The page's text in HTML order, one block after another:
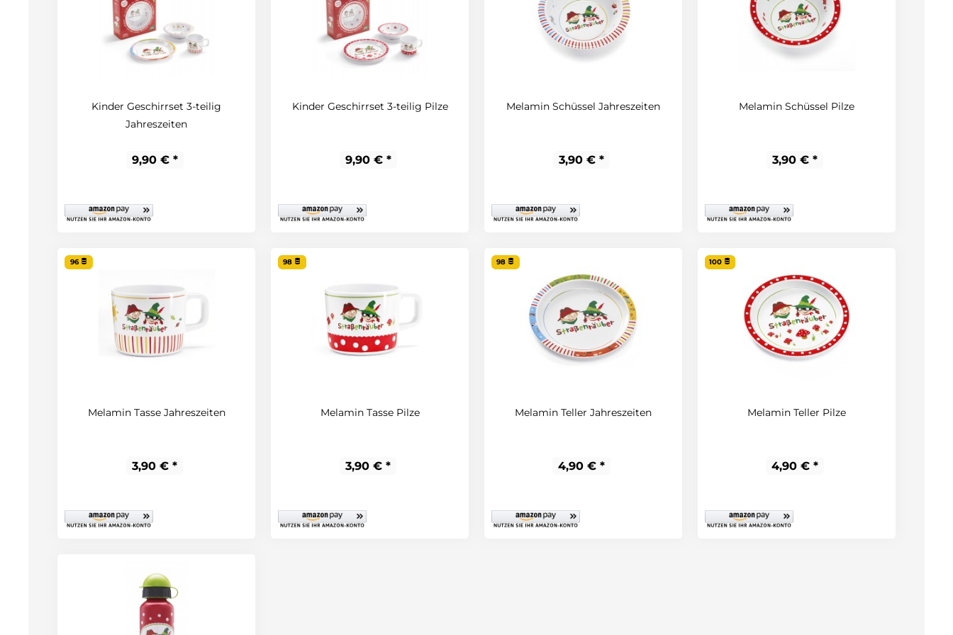
Kinder Geschirrset 3-teilig
Jahreszeiten
9,90 € *
Kinder Geschirrset 3-teilig Pilze
9,90 € *
Melamin Schüssel Jahreszeiten
3,90 € *
Melamin Schüssel Pilze
3,90 € *
96
Melamin Tasse Jahreszeiten
3,90 € *
98
Melamin Tasse Pilze
3,90 € *
98
Melamin Teller Jahreszeiten
4,90 € *
100
Melamin Teller Pilze
4,90 € *